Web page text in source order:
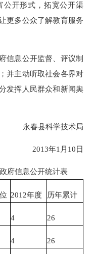
开形式，拓宽公开渠
更多公众了解教育服务
息公开监督、评议制
并主动听取社会各界对
发挥人民群众和新闻舆
永春县科学技术局
2013年1月10日
府信息公开统计表
2012年度 历年累计
4 26
4 26